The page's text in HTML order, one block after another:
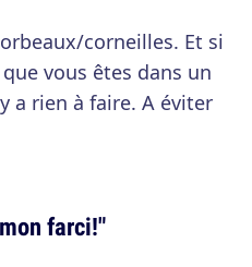
corneilles. Et si
vous êtes dans un
a rien à faire. A éviter
farci!"